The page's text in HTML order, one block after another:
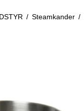
EngangsartiklerMatcha
Chokolade
/ Steamkander /